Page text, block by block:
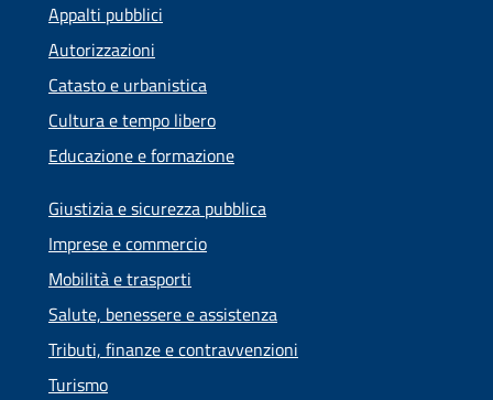
Appalti pubblici
Autorizzazioni
Catasto e urbanistica
Cultura e tempo libero
Educazione e formazione
Giustizia e sicurezza pubblica
Imprese e commercio
Mobilità e trasporti
Salute, benessere e assistenza
Tributi, finanze e contravvenzioni
Turismo